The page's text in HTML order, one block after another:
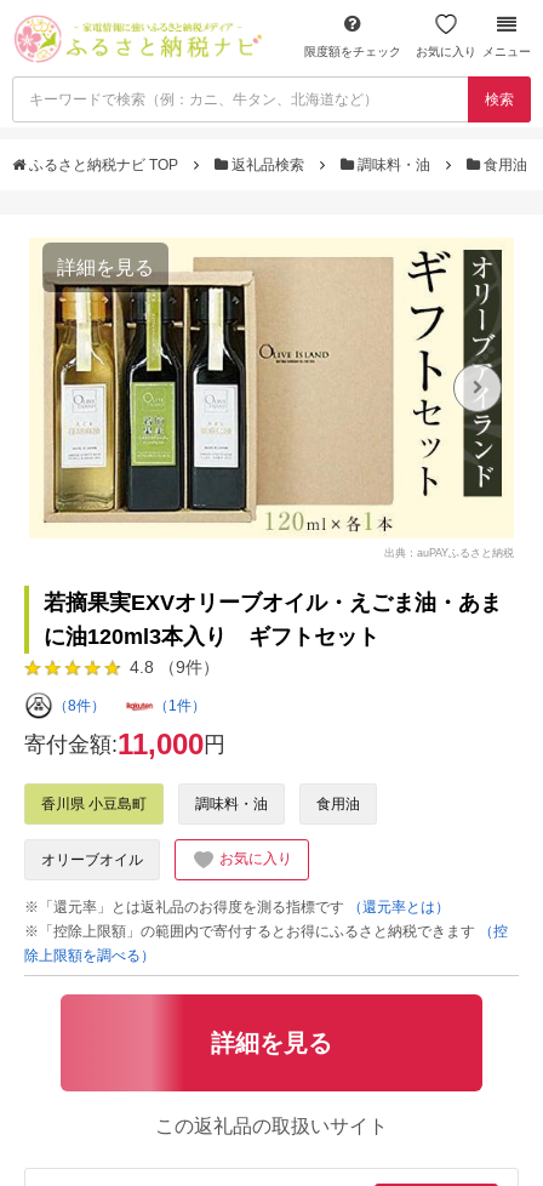
限度額をチェック お気に入り メニュー
検索
ふるさと納税ナビ TOP 返礼品検索 調味料・油 食用油
詳細を見る
出典：auPAYふるさと納税
若摘果実EXVオリーブオイル・えごま油・あま
に油120ml3本入り ギフトセット
4.8 （9件）
（8件） （1件）
寄付金額:11,000円
香川県 小豆島町 調味料・油 食用油
オリーブオイル お気に入り
※「還元率」とは返礼品のお得度を測る指標です
（還元率とは）
※「控除上限額」の範囲内で寄付するとお得にふるさと納税できます
（控
除上限額を調べる）
詳細を見る
この返礼品の取扱いサイト